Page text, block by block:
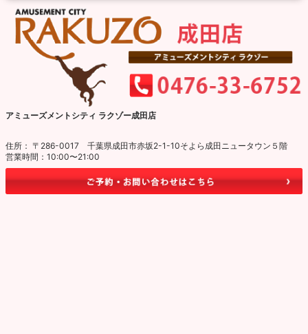
アミューズメントシティ ラクゾー成田店
住所： 〒286-0017 千葉県成田市赤坂2-1-10そよら成田ニュータウン５階
営業時間：10:00〜21:00